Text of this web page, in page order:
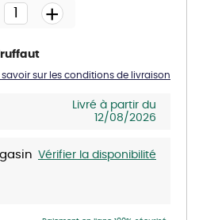
Livré à partir du
12/08/2026
Vérifier la disponibilité
+
savoir sur les conditions de livraison